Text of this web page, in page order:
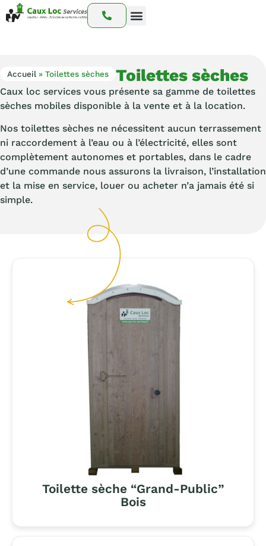
Accueil » Toilettes sèches Toilettes sèches
Caux loc services vous présente sa gamme de toilettes
sèches mobiles disponible à la vente et à la location.
Nos toilettes sèches ne nécessitent aucun terrassement
ni raccordement à l’eau ou à l’électricité, elles sont
complètement autonomes et portables, dans le cadre
d’une commande nous assurons la livraison, l’installation
et la mise en service, louer ou acheter n’a jamais été si
simple.
Toilette sèche “Grand-Public”
Bois